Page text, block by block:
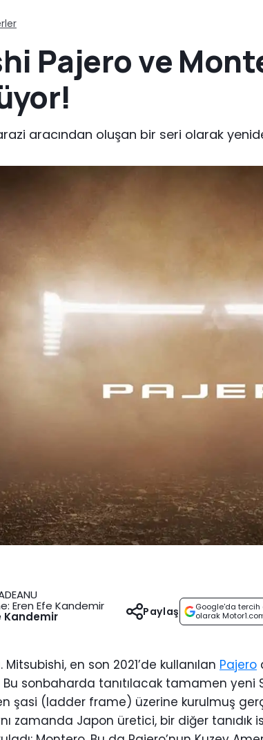
Pajero ve
aracından oluşan bir seri olarak
: Eren Efe Kandemir
Kandemir
Google'da
olarak
Paylaş
Mitsubishi, en son 2021’de kullanılan Pajero
sonbaharda tanıtılacak tamamen yeni
şasi (ladder frame) üzerine kurulmuş
zamanda Japon üretici, bir diğer tanıdık